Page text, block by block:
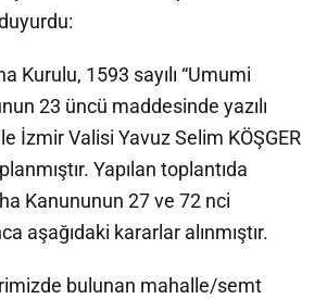
Kurulu, 1593 sayılı “Umumi
23 üncü maddesinde yazılı
İzmir Valisi Yavuz Selim KÖŞGER
Yapılan toplantıda
Kanununun 27 ve 72 nci
aşağıdaki kararlar alınmıştır.
bulunan mahalle/semt